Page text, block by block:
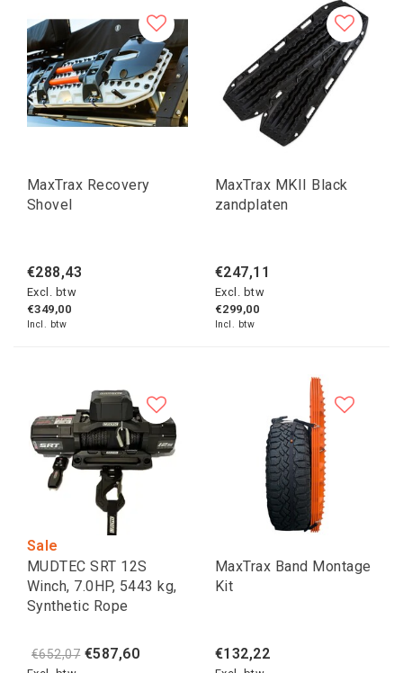
MaxTrax Recovery
Shovel
€288,43
Excl. btw
€349,00
Incl. btw
MaxTrax MKII Black
zandplaten
€247,11
Excl. btw
€299,00
Incl. btw
Sale
MUDTEC SRT 12S
Winch, 7.0HP, 5443 kg,
Synthetic Rope
€652,07 €587,60
MaxTrax Band Montage
Kit
€132,22